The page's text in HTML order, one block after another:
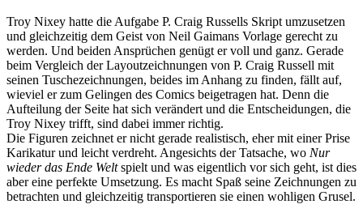
Troy Nixey hatte die Aufgabe P. Craig Russells Skript umzusetzen
und gleichzeitig dem Geist von Neil Gaimans Vorlage gerecht zu
werden. Und beiden Ansprüchen genügt er voll und ganz. Gerade
beim Vergleich der Layoutzeichnungen von P. Craig Russell mit
seinen Tuschezeichnungen, beides im Anhang zu finden, fällt auf,
wieviel er zum Gelingen des Comics beigetragen hat. Denn die
Aufteilung der Seite hat sich verändert und die Entscheidungen, die
Troy Nixey trifft, sind dabei immer richtig.
Die Figuren zeichnet er nicht gerade realistisch, eher mit einer Prise
Karikatur und leicht verdreht. Angesichts der Tatsache, wo Nur
wieder das Ende Weltspielt und was eigentlich vor sich geht, ist dies
aber eine perfekte Umsetzung. Es macht Spaß seine Zeichnungen zu
betrachten und gleichzeitig transportieren sie einen wohligen Grusel.